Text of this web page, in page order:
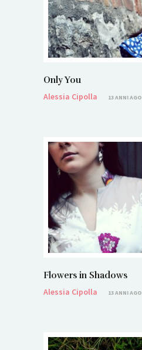
Only You
Alessia Cipolla
13 ANNI AGO
Flowers in Shadows
Alessia Cipolla
13 ANNI AGO